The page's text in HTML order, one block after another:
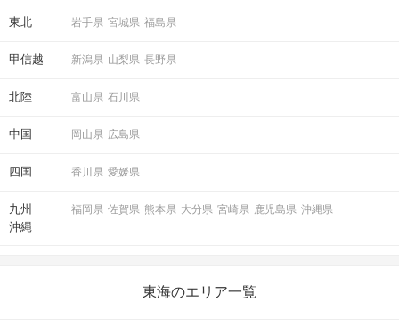
東北 岩手県 宮城県 福島県
甲信越 新潟県 山梨県 長野県
北陸 富山県 石川県
中国 岡山県 広島県
四国 香川県 愛媛県
九州
沖縄
福岡県 佐賀県 熊本県 大分県 宮崎県 鹿児島県 沖縄県
東海のエリア一覧